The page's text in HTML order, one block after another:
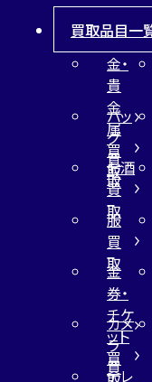
買取品目一
金・
貴
金
属
買
取
バッ
グ
買
取
お酒
買
取
服
買
取
金
券・
チケ
ット
買
カメ
ラ
買
テレ